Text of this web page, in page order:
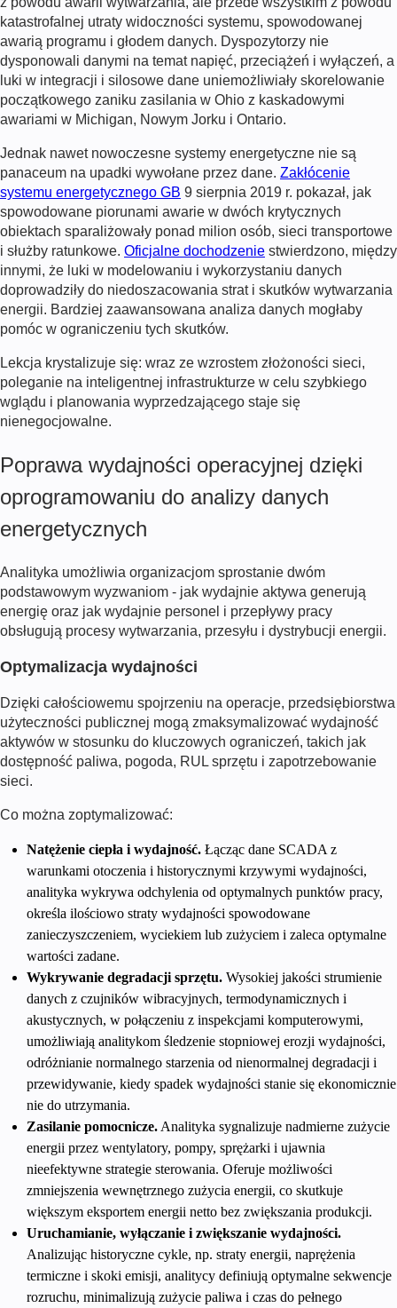
katastrofalnej utraty widoczności systemu, spowodowanej
awarią programu i głodem danych. Dyspozytorzy nie
dysponowali danymi na temat napięć, przeciążeń i wyłączeń, a
luki w integracji i silosowe dane uniemożliwiały skorelowanie
początkowego zaniku zasilania w Ohio z kaskadowymi
awariami w Michigan, Nowym Jorku i Ontario.
Jednak nawet nowoczesne systemy energetyczne nie są
panaceum na upadki wywołane przez dane. Zakłócenie
systemu energetycznego GB 9 sierpnia 2019 r. pokazał, jak
spowodowane piorunami awarie w dwóch krytycznych
obiektach sparaliżowały ponad milion osób, sieci transportowe
i służby ratunkowe. Oficjalne dochodzenie stwierdzono, między
innymi, że luki w modelowaniu i wykorzystaniu danych
doprowadziły do niedoszacowania strat i skutków wytwarzania
energii. Bardziej zaawansowana analiza danych mogłaby
pomóc w ograniczeniu tych skutków.
Lekcja krystalizuje się: wraz ze wzrostem złożoności sieci,
poleganie na inteligentnej infrastrukturze w celu szybkiego
wglądu i planowania wyprzedzającego staje się
nienegocjowalne.
Poprawa wydajności operacyjnej dzięki
oprogramowaniu do analizy danych
energetycznych
Analityka umożliwia organizacjom sprostanie dwóm
podstawowym wyzwaniom - jak wydajnie aktywa generują
energię oraz jak wydajnie personel i przepływy pracy
obsługują procesy wytwarzania, przesyłu i dystrybucji energii.
Optymalizacja wydajności
Dzięki całościowemu spojrzeniu na operacje, przedsiębiorstwa
użyteczności publicznej mogą zmaksymalizować wydajność
aktywów w stosunku do kluczowych ograniczeń, takich jak
dostępność paliwa, pogoda, RUL sprzętu i zapotrzebowanie
sieci.
Co można zoptymalizować:
Natężenie ciepła i wydajność. Łącząc dane SCADA z
warunkami otoczenia i historycznymi krzywymi wydajności,
analityka wykrywa odchylenia od optymalnych punktów pracy,
określa ilościowo straty wydajności spowodowane
zanieczyszczeniem, wyciekiem lub zużyciem i zaleca optymalne
wartości zadane.
Wykrywanie degradacji sprzętu. Wysokiej jakości strumienie
danych z czujników wibracyjnych, termodynamicznych i
akustycznych, w połączeniu z inspekcjami komputerowymi,
umożliwiają analitykom śledzenie stopniowej erozji wydajności,
odróżnianie normalnego starzenia od nienormalnej degradacji i
przewidywanie, kiedy spadek wydajności stanie się ekonomicznie
nie do utrzymania.
Zasilanie pomocnicze. Analityka sygnalizuje nadmierne zużycie
energii przez wentylatory, pompy, sprężarki i ujawnia
nieefektywne strategie sterowania. Oferuje możliwości
zmniejszenia wewnętrznego zużycia energii, co skutkuje
większym eksportem energii netto bez zwiększania produkcji.
Uruchamianie, wyłączanie i zwiększanie wydajności.
Analizując historyczne cykle, np. straty energii, naprężenia
termiczne i skoki emisji, analitycy definiują optymalne sekwencje
rozruchu, minimalizują zużycie paliwa i czas do pełnego